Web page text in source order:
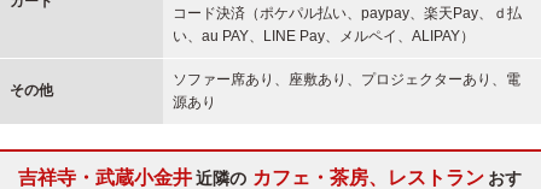
コード決済（ポケパル払い、paypay、楽天Pay、ｄ払
い、au PAY、LINE Pay、メルペイ、ALIPAY）
その他
ソファー席あり、座敷あり、プロジェクターあり、電
源あり
吉祥寺・武蔵小金井近隣の カフェ・茶房、レストラン おす